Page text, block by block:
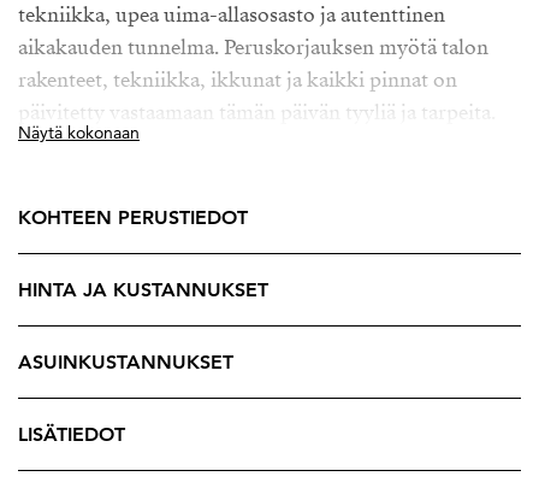
tekniikka, upea uima-allasosasto ja autenttinen
aikakauden tunnelma. Peruskorjauksen myötä talon
rakenteet, tekniikka, ikkunat ja kaikki pinnat on
päivitetty vastaamaan tämän päivän tyyliä ja tarpeita.
Remontissa on säilytetty aikakaudelle tyypillinen
löytyy kauniit kierreportaat sekä takkahuoneen takka.
Talosta löytyy viisi makuuhuonetta, upea keittiö sekä
kaksi reilun kokoista olohuonetta, jotka mahdollistavat
loistavat tilat arkeen ja juhlaan. Koko pohjaratkaisu
toimii, unohtamatta käytännöllisiä kylpy- ja wc-tiloja,
joita täydentää tyylikäs allasosasto. Oma uima-allas
tarjoaa mahdollisuuden rentoutumisen lisäksi myös
Näytä kokonaan
KOHTEEN PERUSTIEDOT
HINTA JA KUSTANNUKSET
ASUINKUSTANNUKSET
LISÄTIEDOT